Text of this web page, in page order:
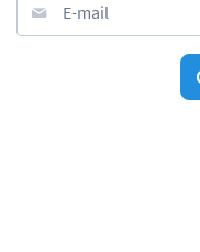
E-mail